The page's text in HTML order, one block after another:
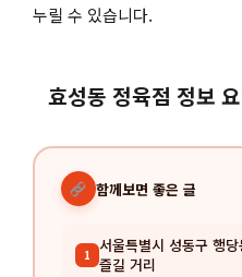
누릴 수 있습니다.
효성동 정육점 정보
함께보면 좋은 글
1 서울특별시 성동구 행
즐길 거리